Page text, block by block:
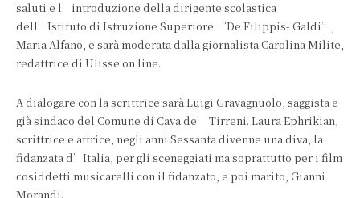
saluti e l’introduzione della dirigente scolastica
dell’Istituto di Istruzione Superiore “De Filippis- Galdi”,
Maria Alfano, e sarà moderata dalla giornalista Carolina Milite,
redattrice di Ulisse on line.
A dialogare con la scrittrice sarà Luigi Gravagnuolo, saggista e
già sindaco del Comune di Cava de’ Tirreni. Laura Ephrikian,
scrittrice e attrice, negli anni Sessanta divenne una diva, la
fidanzata d’Italia, per gli sceneggiati ma soprattutto per i film
cosiddetti musicarelli con il fidanzato, e poi marito, Gianni
Morandi.